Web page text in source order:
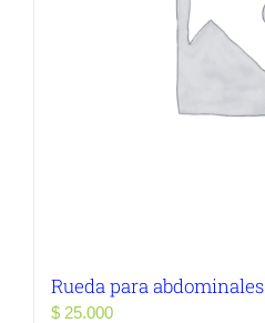
Rueda para abdominales
$ 25.000